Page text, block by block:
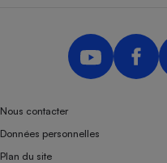
Nous contacter
Données personnelles
Plan du site